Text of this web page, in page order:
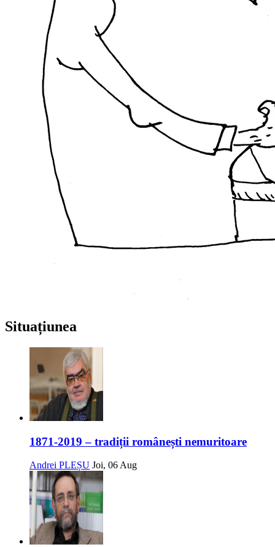
Situațiunea
1871-2019 – tradiții românești nemuritoare
Andrei PLEȘU Joi, 06 Aug